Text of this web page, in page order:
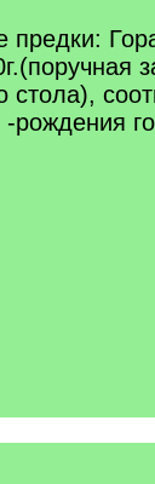
предки:
стола),
рождения